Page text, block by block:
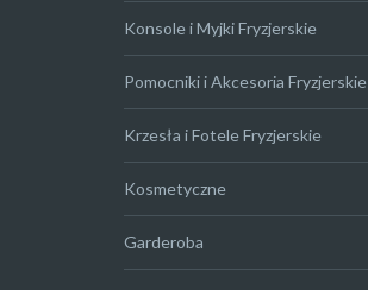
Konsole i Myjki Fryzjerskie
Pomocniki i Akcesoria Fryzjerskie
Krzesła i Fotele Fryzjerskie
Kosmetyczne
Garderoba